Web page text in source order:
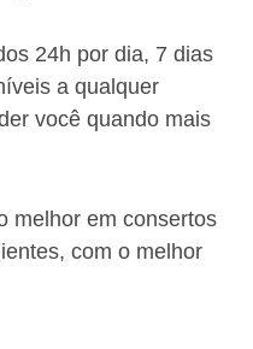
24h por dia, 7 dias
a qualquer
você quando mais
melhor em consertos
com o melhor